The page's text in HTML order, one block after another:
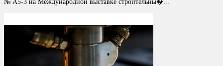
№ A5-3 на Международной выставке строительны�...